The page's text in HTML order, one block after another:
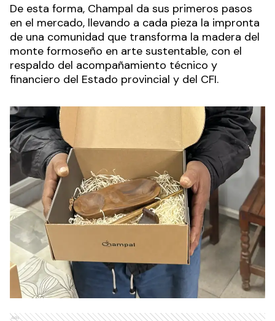
De esta forma, Champal da sus primeros pasos
en el mercado, llevando a cada pieza la impronta
de una comunidad que transforma la madera del
monte formoseño en arte sustentable, con el
respaldo del acompañamiento técnico y
financiero del Estado provincial y del CFI.
Ads